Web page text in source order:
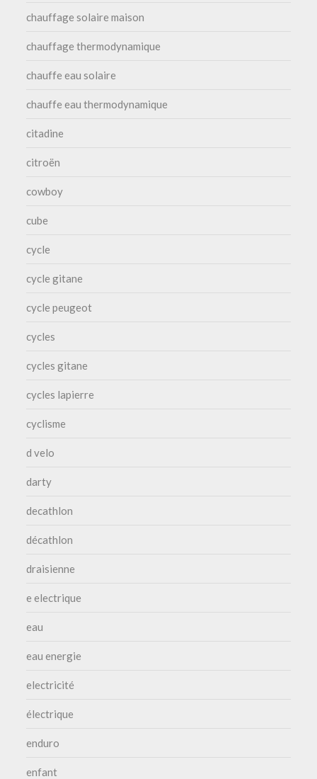
chauffage solaire maison
chauffage thermodynamique
chauffe eau solaire
chauffe eau thermodynamique
citadine
citroën
cowboy
cube
cycle
cycle gitane
cycle peugeot
cycles
cycles gitane
cycles lapierre
cyclisme
d velo
darty
decathlon
décathlon
draisienne
e electrique
eau
eau energie
electricité
électrique
enduro
enfant